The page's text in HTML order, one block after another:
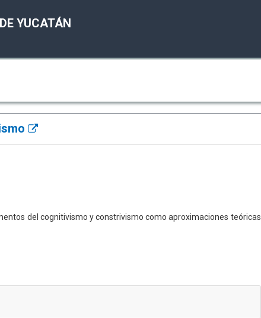
YUCATÁN
del cognitivismo y constrivismo como aproximaciones teóricas